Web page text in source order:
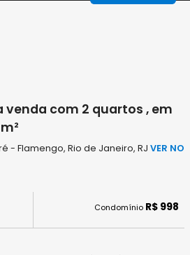
com 2 quartos , em
- Flamengo, Rio de Janeiro, RJ VER NO
Condomínio R$ 998